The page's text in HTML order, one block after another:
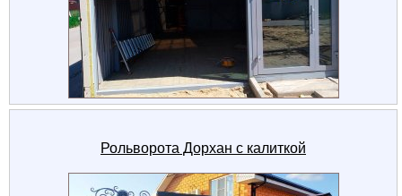
Рольворота Дорхан с калиткой